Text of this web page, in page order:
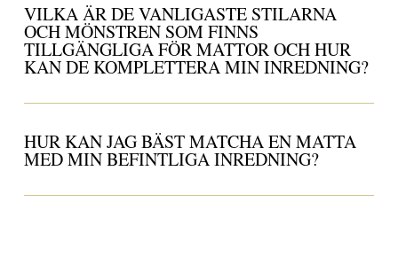
VILKA ÄR DE VANLIGASTE STILARNA
OCH MÖNSTREN SOM FINNS
TILLGÄNGLIGA FÖR MATTOR OCH HUR
KAN DE KOMPLETTERA MIN INREDNING?
HUR KAN JAG BÄST MATCHA EN MATTA
MED MIN BEFINTLIGA INREDNING?